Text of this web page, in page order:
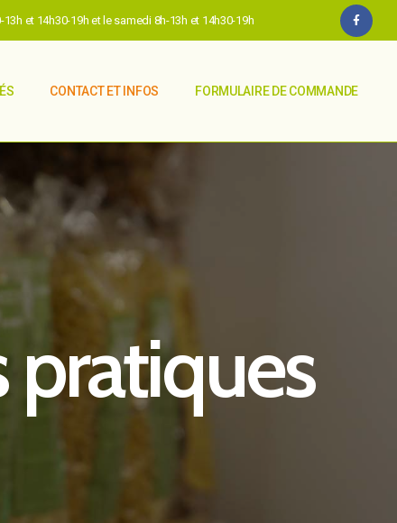
et 14h30-19h et le samedi 8h-13h et 14h30-19h
CONTACT ET INFOS FORMULAIRE DE COMMANDE